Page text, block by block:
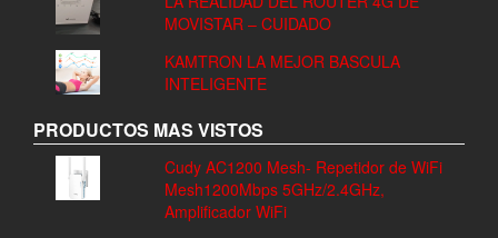
MOVISTAR – CUIDADO
KAMTRON LA MEJOR BASCULA
INTELIGENTE
PRODUCTOS MAS VISTOS
Cudy AC1200 Mesh- Repetidor de WiFi
Mesh1200Mbps 5GHz/2.4GHz,
Amplificador WiFi